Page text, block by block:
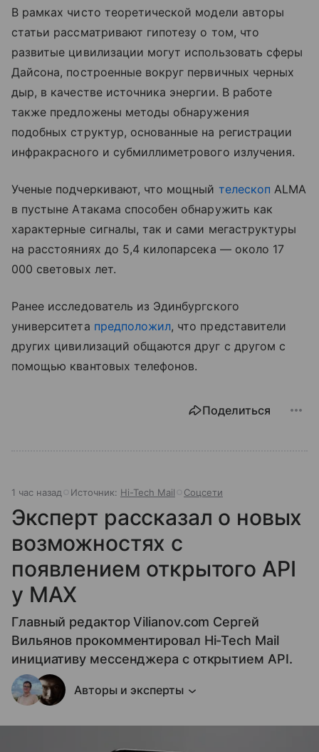
В рамках чисто теоретической модели авторы
статьи рассматривают гипотезу о том, что
развитые цивилизации могут использовать сферы
Дайсона, построенные вокруг первичных черных
дыр, в качестве источника энергии. В работе
также предложены методы обнаружения
подобных структур, основанные на регистрации
инфракрасного и субмиллиметрового излучения.
Ученые подчеркивают, что мощный телескоп ALMA
в пустыне Атакама способен обнаружить как
характерные сигналы, так и сами мегаструктуры
на расстояниях до 5,4 килопарсека — около 17
000 световых лет.
Ранее исследователь из Эдинбургского
университета предположил, что представители
других цивилизаций общаются друг с другом с
помощью квантовых телефонов.
Поделиться
1 час назад Источник: Hi-Tech Mail Соцсети
Эксперт рассказал о новых
возможностях с
появлением открытого API
у МАХ
Главный редактор Vilianov.com Сергей
Вильянов прокомментировал Hi-Tech Mail
инициативу мессенджера с открытием API.
Авторы и эксперты